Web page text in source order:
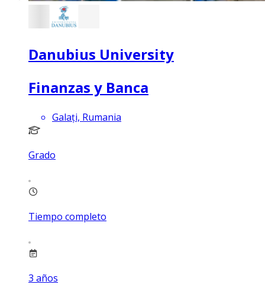
Danubius University
Finanzas y Banca
Galați, Rumania
Grado
Tiempo completo
3 años